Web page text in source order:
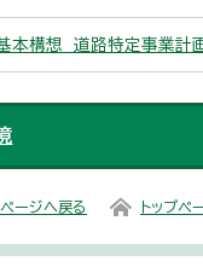
基本構想 道路特定事業計
ージへ戻る トップペ